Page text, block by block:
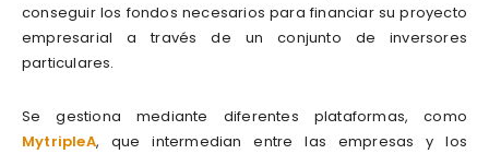
conseguir los fondos necesarios para financiar su proyecto
empresarial a través de un conjunto de inversores
particulares.
Se gestiona mediante diferentes plataformas, como
MytripleA, que intermedian entre las empresas y los